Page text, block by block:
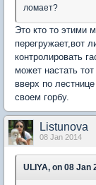
ломает?
Это кто то этими
перегружает,вот
контролировать
может настать
вверх по
своем горбу.
Listunova
08 Jan 2014
ULIYA, on 08 Jan